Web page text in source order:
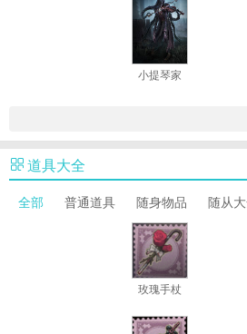
小提琴家
道具大全
全部 普通道具 随身物品 随从
玫瑰手杖